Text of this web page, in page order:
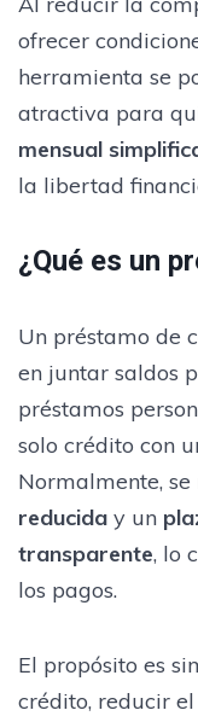
ofrecer
herramienta se
atractiva para
mensual
la libertad
¿Qué es un
Un préstamo de
en juntar saldos
préstamos
solo crédito con
Normalmente,
reducida y un
transparente, lo
los pagos.
El propósito es
crédito, reducir